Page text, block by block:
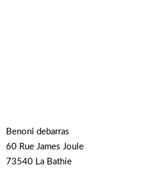
Benoni debarras
60 Rue James Joule
73540 La Bathie